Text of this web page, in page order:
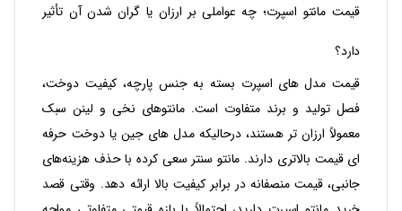
قیمت مانتو اسپرت؛ چه عواملی بر ارزان یا گران شدن آن تأثیر
دارد؟
قیمت مدل‌ های اسپرت بسته به جنس پارچه، کیفیت دوخت،
فصل تولید و برند متفاوت است. مانتوهای نخی و لینن سبک
معمولاً ارزان تر هستند، درحالیکه مدل‌ های جین یا دوخت حرفه‌
ای قیمت بالاتری دارند. مانتو سنتر سعی کرده با حذف هزینه‌های
جانبی، قیمت منصفانه در برابر کیفیت بالا ارائه دهد. وقتی قصد